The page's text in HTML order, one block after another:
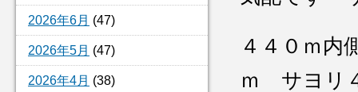
2026年6月 (47)
2026年5月 (47)
2026年4月 (38)
４４０ｍ
ｍ サヨ